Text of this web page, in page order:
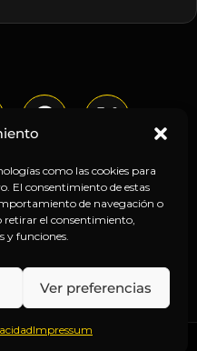
como las cookies para
El consentimiento de estas
de navegación o
retirar el consentimiento,
y funciones.
Ver preferencias
Impressum